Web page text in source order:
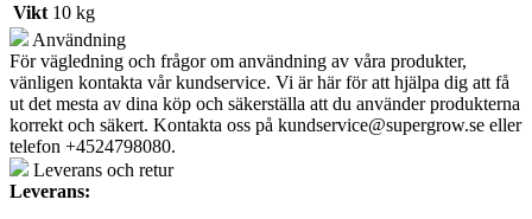
Vikt 10 kg
Användning
För vägledning och frågor om användning av våra produkter,
vänligen kontakta vår kundservice. Vi är här för att hjälpa dig att få
ut det mesta av dina köp och säkerställa att du använder produkterna
korrekt och säkert. Kontakta oss på kundservice@supergrow.se eller
telefon +4524798080.
Leverans och retur
Leverans: